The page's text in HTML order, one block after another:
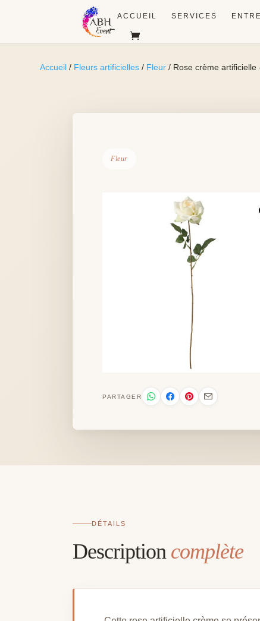
ACCUEIL SERVICES
Accueil / Fleurs artificielles / Fleur / Rose crème artificielle
Fleur
PARTAGER
DÉTAILS
Description complète